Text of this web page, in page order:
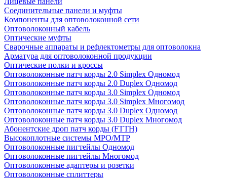
Соединительные панели и муфты
Компоненты для оптоволоконной сети
Оптоволоконный кабель
Оптические муфты
Сварочные аппараты и рефлектометры для оптоволокна
Арматура для оптоволоконной продукции
Оптические полки и кроссы
Оптоволоконные патч корды 2.0 Simplex Одномод
Оптоволоконные патч корды 2.0 Duplex Одномод
Оптоволоконные патч корды 3.0 Simplex Одномод
Оптоволоконные патч корды 3.0 Simplex Многомод
Оптоволоконные патч корды 3.0 Duplex Одномод
Оптоволоконные патч корды 3.0 Duplex Многомод
Абонентские дроп патч корды (FTTH)
Высокоплотные системы MPO/MTP
Оптоволоконные пигтейлы Одномод
Оптоволоконные пигтейлы Многомод
Оптоволоконные адаптеры и розетки
Оптоволоконные сплиттеры